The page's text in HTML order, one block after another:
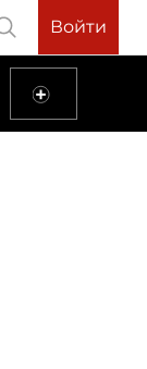
Войти